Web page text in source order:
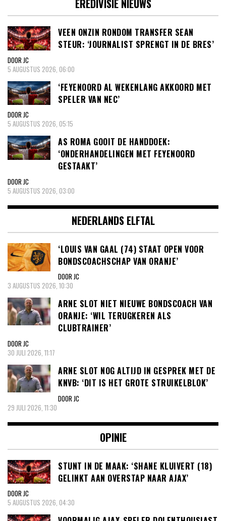
EREDIVISIE NIEUWS
VEEN ONZIN RONDOM TRANSFER SEAN
STEUR: ‘JOURNALIST SPRENGT IN DE BRES’
DOOR JC
5 AUGUSTUS 2026, 06:00
‘FEYENOORD AL WEKENLANG AKKOORD MET
SPELER VAN NEC’
DOOR JC
5 AUGUSTUS 2026, 05:15
AS ROMA GOOIT DE HANDDOEK:
‘ONDERHANDELINGEN MET FEYENOORD
GESTAAKT’
DOOR JC
5 AUGUSTUS 2026, 03:00
NEDERLANDS ELFTAL
‘LOUIS VAN GAAL (74) STAAT OPEN VOOR
BONDSCOACHSCHAP VAN ORANJE’
DOOR JC
3 AUGUSTUS 2026, 10:30
ARNE SLOT NIET NIEUWE BONDSCOACH VAN
ORANJE: ‘WIL TERUGKEREN ALS
CLUBTRAINER’
DOOR JC
30 JULI 2026, 11:17
ARNE SLOT NOG ALTIJD IN GESPREK MET DE
KNVB: ‘DIT IS HET GROTE STRUIKELBLOK’
DOOR JC
29 JULI 2026, 11:30
OPINIE
STUNT IN DE MAAK: ‘SHANE KLUIVERT (18)
GELINKT AAN OVERSTAP NAAR AJAX’
DOOR JC
5 AUGUSTUS 2026, 04:30